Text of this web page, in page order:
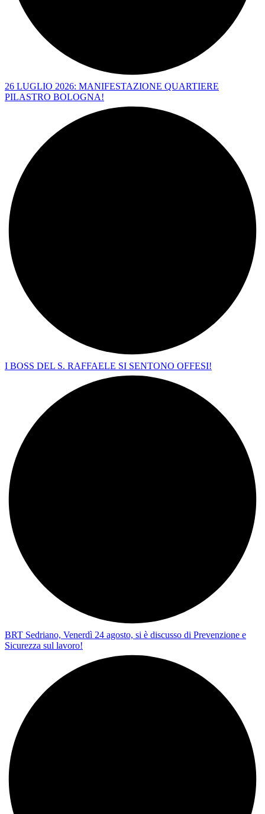
26 LUGLIO 2026: MANIFESTAZIONE QUARTIERE
PILASTRO BOLOGNA!
I BOSS DEL S. RAFFAELE SI SENTONO OFFESI!
BRT Sedriano, Venerdì 24 agosto, si è discusso di Prevenzione e
Sicurezza sul lavoro!